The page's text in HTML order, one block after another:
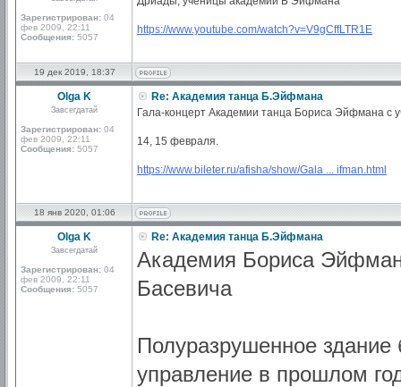
Зарегистрирован: 04
фев 2009, 22:11
Сообщения: 5057
https://www.youtube.com/watch?v=V9gCffLTR1E
19 дек 2019, 18:37
Olga K
Завсегдатай
Зарегистрирован: 04
фев 2009, 22:11
Сообщения: 5057
Re: Академия танца Б.Эйфмана
Гала-концерт Академии танца Бориса Эйфмана с
14, 15 февраля.
https://www.bileter.ru/afisha/show/Gala ... ifman.html
18 янв 2020, 01:06
Olga K
Завсегдатай
Зарегистрирован: 04
фев 2009, 22:11
Сообщения: 5057
Re: Академия танца Б.Эйфмана
Академия Бориса
Басевича
Полуразрушенное
управление в прошлом